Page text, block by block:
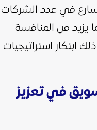
في عدد الشركات
يزيد من المنافسة
ابتكار استراتيجيات
في تعزيز